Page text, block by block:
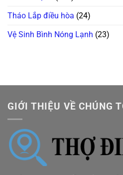
Tháo Lắp điều hòa (24)
Vệ Sinh Bình Nóng Lạnh (23)
GIỚI THIỆU VỀ CHÚNG